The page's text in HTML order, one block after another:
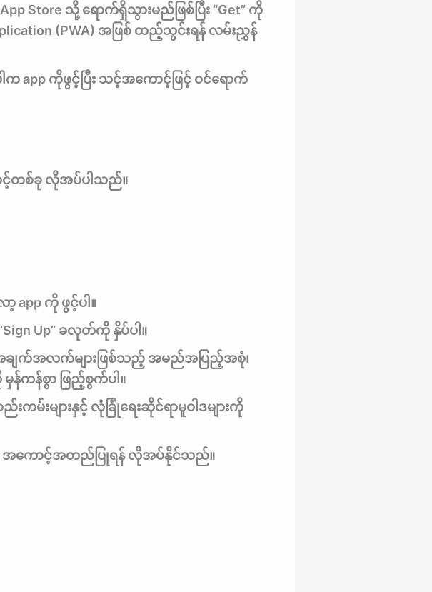
Store သို့ ရောက်ရှိသွားမည်ဖြစ်ပြီး “Get” ကို
(PWA) အဖြစ် ထည့်သွင်းရန် လမ်းညွှန်
ါက app ကိုဖွင့်ပြီး သင့်အကောင့်ဖြင့် ဝင်ရောက်
ာင့်တစ်ခု လိုအပ်ပါသည်။
app ကို ဖွင့်ပါ။
Up” ခလုတ်ကို နှိပ်ပါ။
ျက်အလက်များဖြစ်သည့် အမည်အပြည့်အစုံ၊
န်ကန်စွာ ဖြည့်စွက်ပါ။
းကမ်းများနှင့် လုံခြုံရေးဆိုင်ရာမူဝါဒများကို
အကောင့်အတည်ပြုရန် လိုအပ်နိုင်သည်။